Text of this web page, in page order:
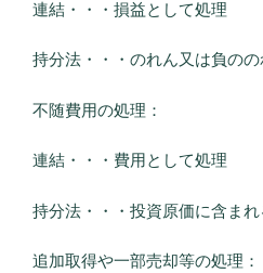
連結・・・損益として処理
持分法・・・のれん又は負の
不随費用の処理：
連結・・・費用として処理
持分法・・・投資原価に含まれ
追加取得や一部売却等の処理：